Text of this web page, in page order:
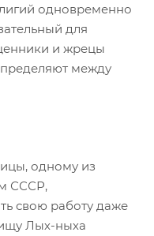
одновременно
для
и жрецы
между
одному из
СССР,
свою работу даже
Лых-ныха